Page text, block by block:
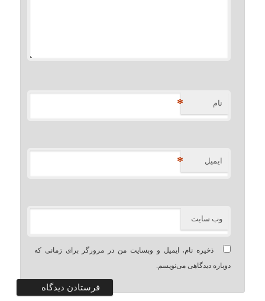
نام *
ایمیل *
وب‌ سایت
ذخیره نام، ایمیل و وبسایت من در مرورگر برای زمانی که
دوباره دیدگاهی می‌نویسم.